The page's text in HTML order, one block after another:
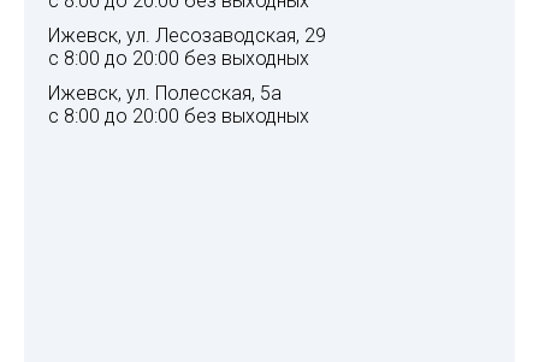
Ижевск, ул. Лесозаводская, 29
с 8:00 до 20:00 без выходных
Ижевск, ул. Полесская, 5а
с 8:00 до 20:00 без выходных